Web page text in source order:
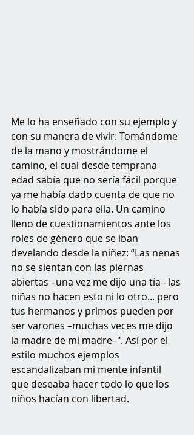
Me lo ha enseñado con su ejemplo y
con su manera de vivir. Tomándome
de la mano y mostrándome el
camino, el cual desde temprana
edad sabía que no sería fácil porque
ya me había dado cuenta de que no
lo había sido para ella. Un camino
lleno de cuestionamientos ante los
roles de género que se iban
develando desde la niñez: “Las nenas
no se sientan con las piernas
abiertas –una vez me dijo una tía– las
niñas no hacen esto ni lo otro... pero
tus hermanos y primos pueden por
ser varones –muchas veces me dijo
la madre de mi madre–". Así por el
estilo muchos ejemplos
escandalizaban mi mente infantil
que deseaba hacer todo lo que los
niños hacían con libertad.